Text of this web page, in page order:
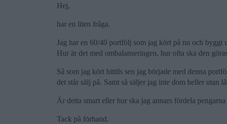
Hej,
har en liten fråga.
Jag har en 60/40 portfölj som jag kört på nu och byggt
Hur är det med ombalanseringen, hur ofta ska den
Så som jag kört hittils sen jag började med denna
det står sälj på. Samt så säljer jag inte dom heller utan
Är detta smart eller hur ska jag annars fördela pengarna
Tack på förhand.